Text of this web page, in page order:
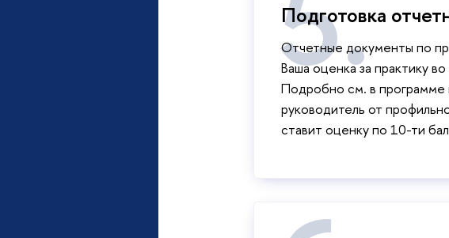
Подготовка
Отчетные документы по
Ваша оценка за практику
Подробно см. в программе
руководитель от
ставит оценку по 10-ти